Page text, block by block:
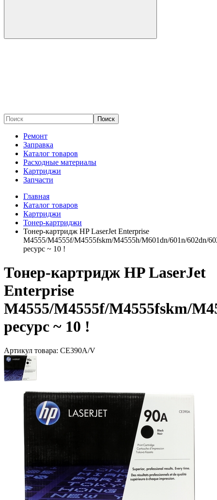
Поиск
Ремонт
Заправка
Каталог товаров
Расходные материалы
Картриджи
Запчасти
Главная
Каталог товаров
Картриджи
Тонер-картриджи
Тонер-картридж HP LaserJet Enterprise
M4555/M4555f/M4555fskm/M4555h/M601dn/601n/602dn/
ресурс ~ 10 !
Тонер-картридж HP LaserJet
Enterprise
M4555/M4555f/M4555fskm/
ресурс ~ 10 !
Артикул товара: CE390A/V